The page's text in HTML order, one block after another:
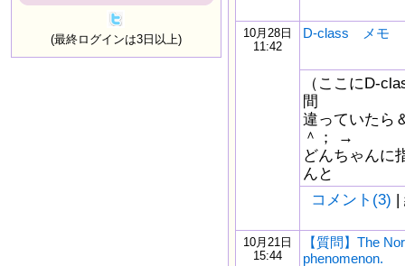
(最終ログインは3日以上)
10月28日
11:42
D-class メモ
（ここにD-
間
違っていたら
＾； →
どんちゃんに
んと
コメント(3) |
10月21日
15:44
【質問】The
phenomenon.